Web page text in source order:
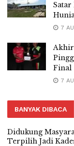
Satar
7
Akhir
Final
7
BANYAK DIBACA
Didukung
Terpilih Jadi